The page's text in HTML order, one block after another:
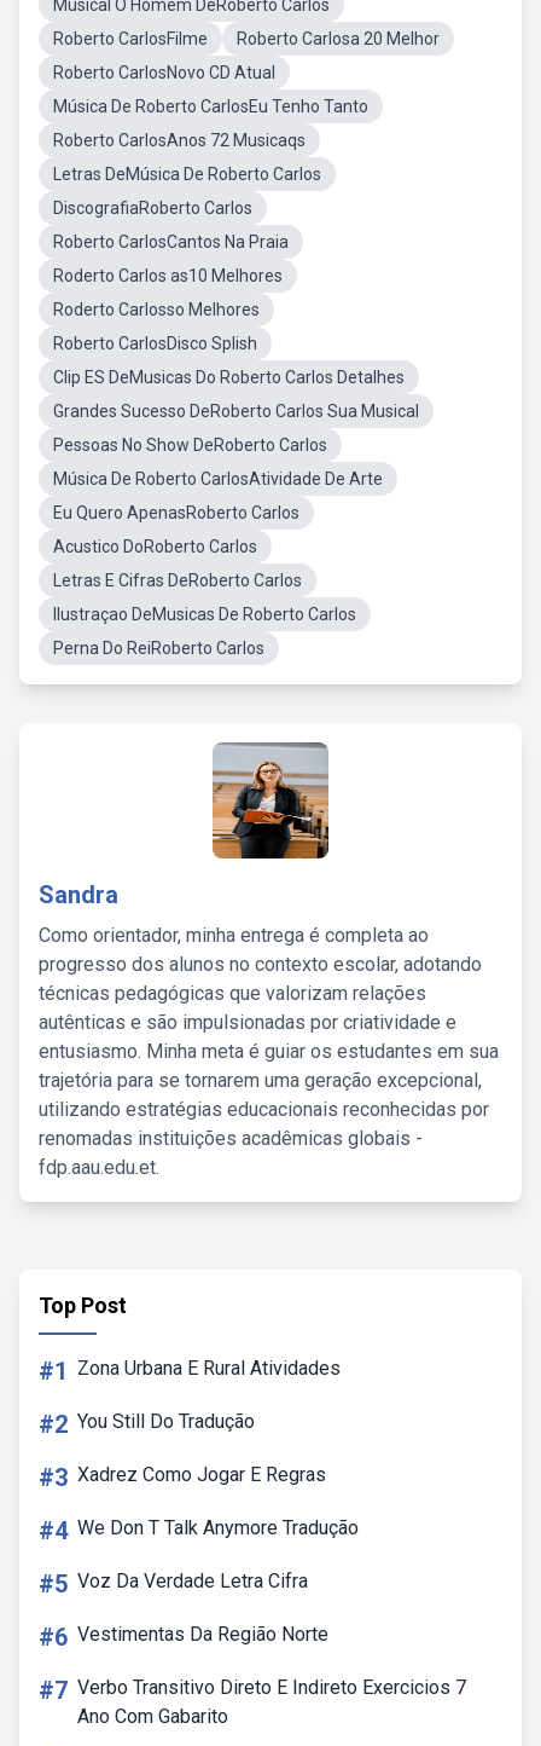
Musical O Homem DeRoberto Carlos
Roberto CarlosFilme
Roberto Carlosa 20 Melhor
Roberto CarlosNovo CD Atual
Música De Roberto CarlosEu Tenho Tanto
Roberto CarlosAnos 72 Musicaqs
Letras DeMúsica De Roberto Carlos
DiscografiaRoberto Carlos
Roberto CarlosCantos Na Praia
Roderto Carlos as10 Melhores
Roderto Carlosso Melhores
Roberto CarlosDisco Splish
Clip ES DeMusicas Do Roberto Carlos Detalhes
Grandes Sucesso DeRoberto Carlos Sua Musical
Pessoas No Show DeRoberto Carlos
Música De Roberto CarlosAtividade De Arte
Eu Quero ApenasRoberto Carlos
Acustico DoRoberto Carlos
Letras E Cifras DeRoberto Carlos
Ilustraçao DeMusicas De Roberto Carlos
Perna Do ReiRoberto Carlos
Sandra
Como orientador, minha entrega é completa ao
progresso dos alunos no contexto escolar, adotando
técnicas pedagógicas que valorizam relações
autênticas e são impulsionadas por criatividade e
entusiasmo. Minha meta é guiar os estudantes em sua
trajetória para se tornarem uma geração excepcional,
utilizando estratégias educacionais reconhecidas por
renomadas instituições acadêmicas globais -
fdp.aau.edu.et.
Top Post
#1 Zona Urbana E Rural Atividades
#2 You Still Do Tradução
#3 Xadrez Como Jogar E Regras
#4 We Don T Talk Anymore Tradução
#5 Voz Da Verdade Letra Cifra
#6 Vestimentas Da Região Norte
#7 Verbo Transitivo Direto E Indireto Exercicios 7
Ano Com Gabarito